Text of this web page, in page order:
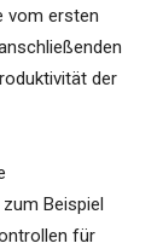
vom ersten
der
Beispiel
für